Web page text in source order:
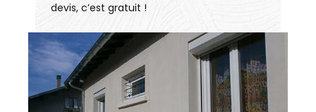
devis, c’est gratuit !